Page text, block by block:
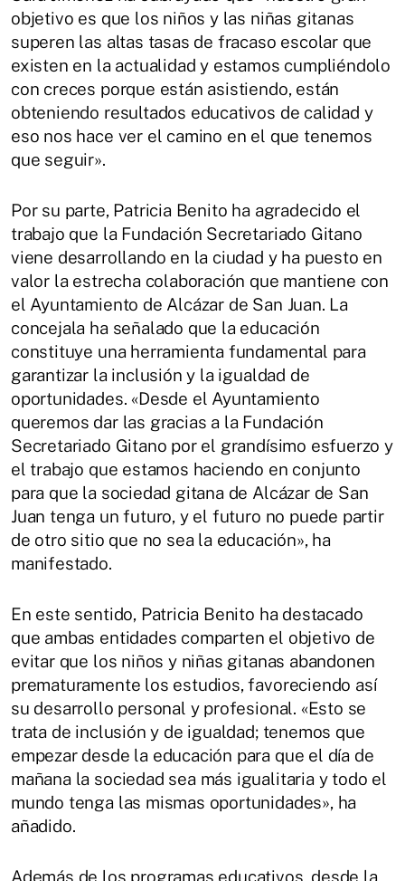
objetivo es que los niños y las niñas gitanas
superen las altas tasas de fracaso escolar que
existen en la actualidad y estamos cumpliéndolo
con creces porque están asistiendo, están
obteniendo resultados educativos de calidad y
eso nos hace ver el camino en el que tenemos
que seguir».
Por su parte, Patricia Benito ha agradecido el
trabajo que la Fundación Secretariado Gitano
viene desarrollando en la ciudad y ha puesto en
valor la estrecha colaboración que mantiene con
el Ayuntamiento de Alcázar de San Juan. La
concejala ha señalado que la educación
constituye una herramienta fundamental para
garantizar la inclusión y la igualdad de
oportunidades. «Desde el Ayuntamiento
queremos dar las gracias a la Fundación
Secretariado Gitano por el grandísimo esfuerzo y
el trabajo que estamos haciendo en conjunto
para que la sociedad gitana de Alcázar de San
Juan tenga un futuro, y el futuro no puede partir
de otro sitio que no sea la educación», ha
manifestado.
En este sentido, Patricia Benito ha destacado
que ambas entidades comparten el objetivo de
evitar que los niños y niñas gitanas abandonen
prematuramente los estudios, favoreciendo así
su desarrollo personal y profesional. «Esto se
trata de inclusión y de igualdad; tenemos que
empezar desde la educación para que el día de
mañana la sociedad sea más igualitaria y todo el
mundo tenga las mismas oportunidades», ha
añadido.
Además de los programas educativos, desde la